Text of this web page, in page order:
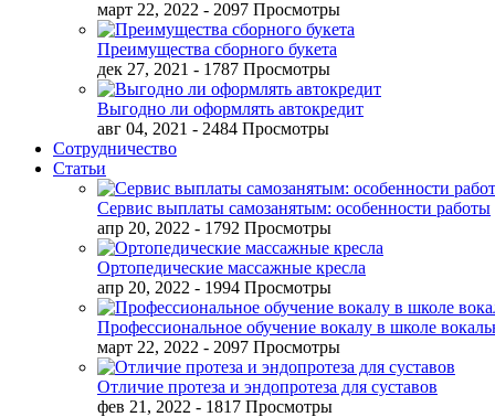
март 22, 2022 - 2097 Просмотры
Преимущества сборного букета
дек 27, 2021 - 1787 Просмотры
Выгодно ли оформлять автокредит
авг 04, 2021 - 2484 Просмотры
Сотрудничество
Статьи
Сервис выплаты самозанятым: особенности работы
апр 20, 2022 - 1792 Просмотры
Ортопедические массажные кресла
апр 20, 2022 - 1994 Просмотры
Профессиональное обучение вокалу в школе
март 22, 2022 - 2097 Просмотры
Отличие протеза и эндопротеза для суставов
фев 21, 2022 - 1817 Просмотры